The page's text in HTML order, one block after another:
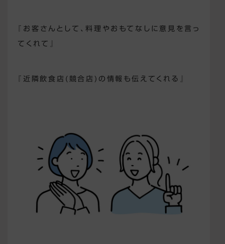
『お客さんとして、料理やおもてなしに意見を言っ
てくれて』
『近隣飲食店(競合店)の情報も伝えてくれる』